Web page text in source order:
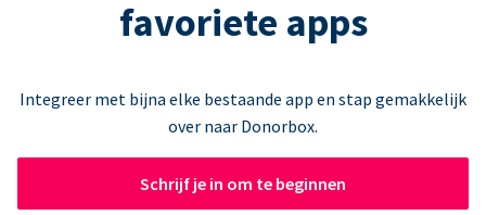
favoriete apps
Integreer met bijna elke bestaande app en stap gemakkelijk
over naar Donorbox.
Schrijf je in om te beginnen